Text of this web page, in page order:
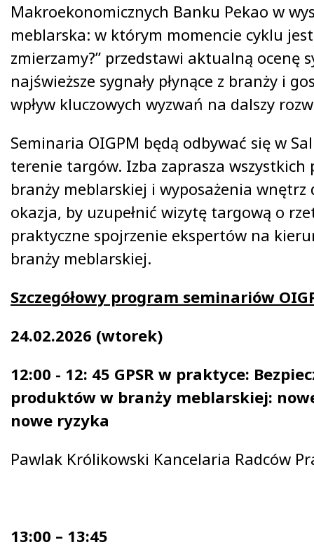
Makroekonomicznych Banku Pekao w
meblarska: w którym momencie cyklu
zmierzamy?” przedstawi aktualną ocenę
najświeższe sygnały płynące z branży i
wpływ kluczowych wyzwań na dalszy
Seminaria OIGPM będą odbywać się w
terenie targów. Izba zaprasza wszystkich
branży meblarskiej i wyposażenia wnętrz
okazja, by uzupełnić wizytę targową o
praktyczne spojrzenie ekspertów na
branży meblarskiej.
Szczegółowy program seminariów
24.02.2026 (wtorek)
12:00 - 12: 45 GPSR w praktyce:
produktów w branży meblarskiej:
nowe ryzyka
Pawlak Królikowski Kancelaria Radców
13:00 – 13:45